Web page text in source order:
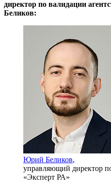
директор по валидации
Беликов:
Юрий Беликов,
управляющий директор
«Эксперт РА»